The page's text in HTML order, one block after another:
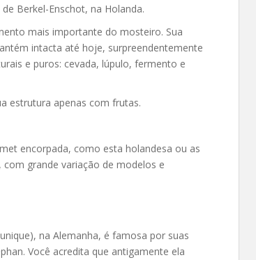
Berkel-Enschot, na Holanda.
mais importante do mosteiro. Sua
intacta até hoje, surpreendentemente
e puros: cevada, lúpulo, fermento e
estrutura apenas com frutas.
encorpada, como esta holandesa ou as
grande variação de modelos e
na Alemanha, é famosa por suas
Você acredita que antigamente ela